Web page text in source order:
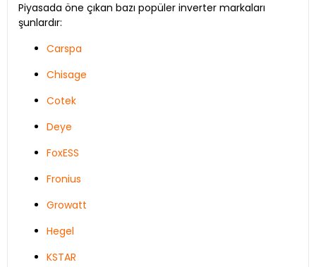
Piyasada öne çıkan bazı popüler inverter markaları
şunlardır:
Carspa
Chisage
Cotek
Deye
FoxESS
Fronius
Growatt
Hegel
KSTAR